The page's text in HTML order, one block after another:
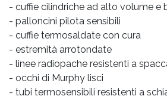
- cuffie cilindriche ad alto volume e
- palloncini pilota sensibili
- cuffie termosaldate con cura
- estremità arrotondate
- linee radiopache resistenti a
- occhi di Murphy lisci
- tubi termosensibili resistenti a